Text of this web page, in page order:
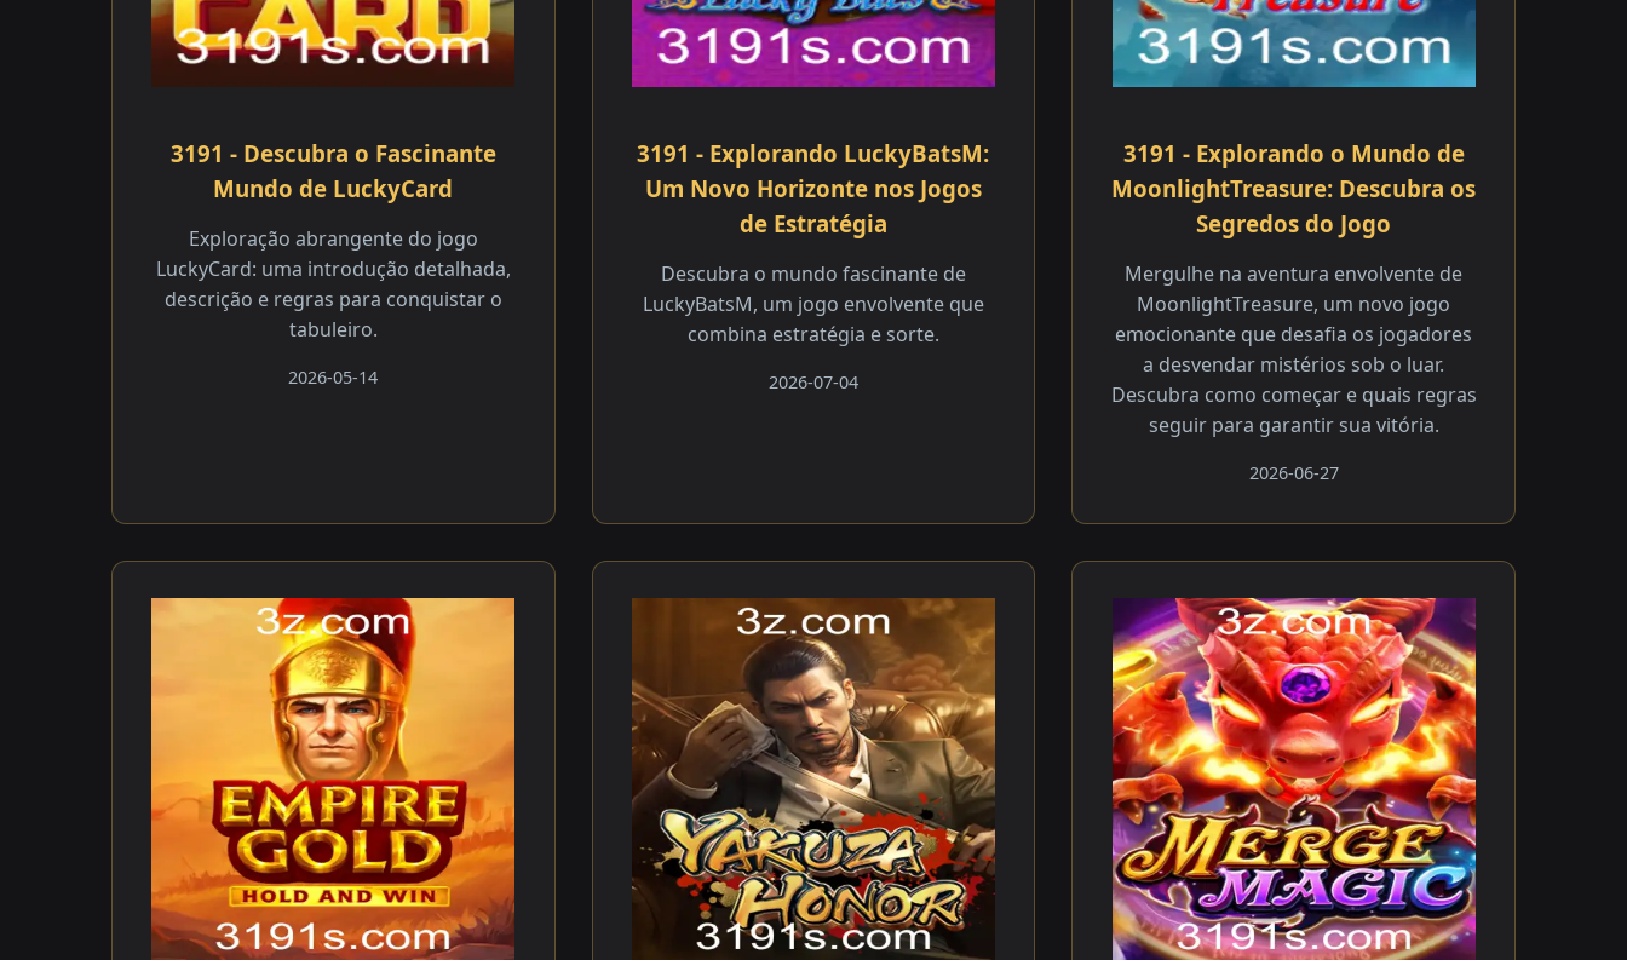
3191 - Descubra o Fascinante
Mundo de LuckyCard
Exploração abrangente do jogo
LuckyCard: uma introdução detalhada,
descrição e regras para conquistar o
tabuleiro.
2026-05-14
3191 - Explorando LuckyBatsM:
Um Novo Horizonte nos Jogos
de Estratégia
Descubra o mundo fascinante de
LuckyBatsM, um jogo envolvente que
combina estratégia e sorte.
2026-07-04
3191 - Explorando o Mundo de
MoonlightTreasure: Descubra os
Segredos do Jogo
Mergulhe na aventura envolvente de
MoonlightTreasure, um novo jogo
emocionante que desafia os jogadores
a desvendar mistérios sob o luar.
Descubra como começar e quais regras
seguir para garantir sua vitória.
2026-06-27